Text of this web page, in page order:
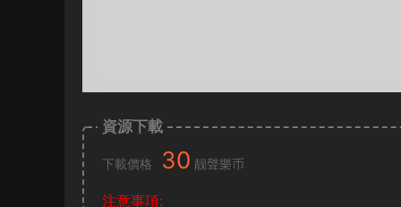
資源下載
下載價格 30 靓聲樂币
注意事項: